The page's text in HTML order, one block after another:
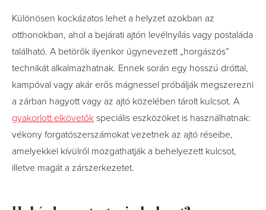
Különösen kockázatos lehet a helyzet azokban az
otthonokban, ahol a bejárati ajtón levélnyílás vagy postaláda
található. A betörők ilyenkor úgynevezett „horgászós”
technikát alkalmazhatnak. Ennek során egy hosszú dróttal,
kampóval vagy akár erős mágnessel próbálják megszerezni
a zárban hagyott vagy az ajtó közelében tárolt kulcsot. A
gyakorlott elkövetők speciális eszközöket is használhatnak:
vékony forgatószerszámokat vezetnek az ajtó réseibe,
amelyekkel kívülről mozgathatják a behelyezett kulcsot,
illetve magát a zárszerkezetet.